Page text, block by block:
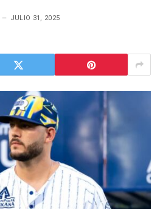
JULIO 31, 2025